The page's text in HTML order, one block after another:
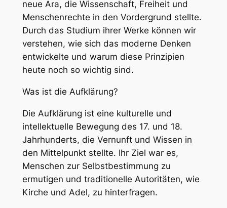
neue Ära, die Wissenschaft, Freiheit und
Menschenrechte in den Vordergrund stellte.
Durch das Studium ihrer Werke können wir
verstehen, wie sich das moderne Denken
entwickelte und warum diese Prinzipien
heute noch so wichtig sind.
Was ist die Aufklärung?
Die Aufklärung ist eine kulturelle und
intellektuelle Bewegung des 17. und 18.
Jahrhunderts, die Vernunft und Wissen in
den Mittelpunkt stellte. Ihr Ziel war es,
Menschen zur Selbstbestimmung zu
ermutigen und traditionelle Autoritäten, wie
Kirche und Adel, zu hinterfragen.